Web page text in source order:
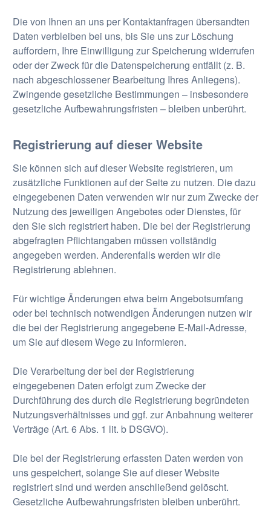
Die von Ihnen an uns per Kontaktanfragen übersandten
Daten verbleiben bei uns, bis Sie uns zur Löschung
auffordern, Ihre Einwilligung zur Speicherung widerrufen
oder der Zweck für die Datenspeicherung entfällt (z. B.
nach abgeschlossener Bearbeitung Ihres Anliegens).
Zwingende gesetzliche Bestimmungen – insbesondere
gesetzliche Aufbewahrungsfristen – bleiben unberührt.
Registrierung auf dieser Website
Sie können sich auf dieser Website registrieren, um
zusätzliche Funktionen auf der Seite zu nutzen. Die dazu
eingegebenen Daten verwenden wir nur zum Zwecke der
Nutzung des jeweiligen Angebotes oder Dienstes, für
den Sie sich registriert haben. Die bei der Registrierung
abgefragten Pflichtangaben müssen vollständig
angegeben werden. Anderenfalls werden wir die
Registrierung ablehnen.
Für wichtige Änderungen etwa beim Angebotsumfang
oder bei technisch notwendigen Änderungen nutzen wir
die bei der Registrierung angegebene E-Mail-Adresse,
um Sie auf diesem Wege zu informieren.
Die Verarbeitung der bei der Registrierung
eingegebenen Daten erfolgt zum Zwecke der
Durchführung des durch die Registrierung begründeten
Nutzungsverhältnisses und ggf. zur Anbahnung weiterer
Verträge (Art. 6 Abs. 1 lit. b DSGVO).
Die bei der Registrierung erfassten Daten werden von
uns gespeichert, solange Sie auf dieser Website
registriert sind und werden anschließend gelöscht.
Gesetzliche Aufbewahrungsfristen bleiben unberührt.